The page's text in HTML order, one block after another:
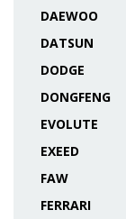
DAEWOO
DATSUN
DODGE
DONGFENG
EVOLUTE
EXEED
FAW
FERRARI